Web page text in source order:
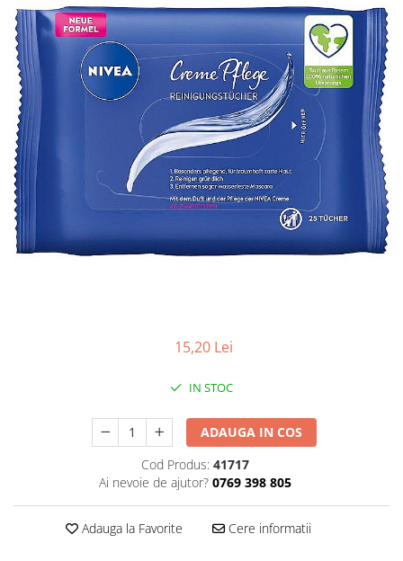
Detergent Rufe
Anticalcar
Apret & solutii speciale
Balsam rufe
Detergent lichid
Detergent pudra
Inalbitor
Parfum de rufe
Solutie de intretinere textile
Solutii de scos pete
Combaterea Insectelor
Diverse produse de uz casnic
Geamuri
15,20 Lei
IN STOC
ADAUGA IN COS
Cod Produs: 41717
Ai nevoie de ajutor? 0769 398 805
Adauga la Favorite Cere informatii